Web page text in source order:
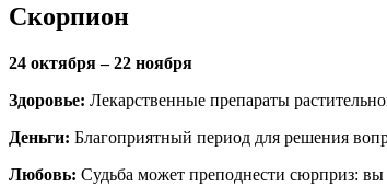
Скорпион
24 октября – 22 ноября
Здоровье: Лекарственные препараты
Деньги: Благоприятный период для решения
Любовь: Судьба может преподнести сюрприз: вы